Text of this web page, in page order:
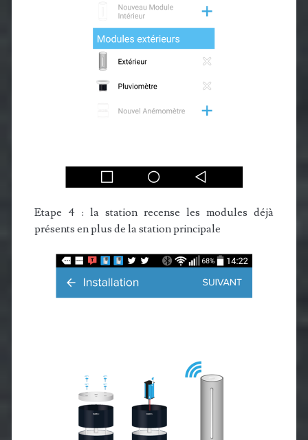
Etape 4 : la station recense les modules déjà
présents en plus de la station principale